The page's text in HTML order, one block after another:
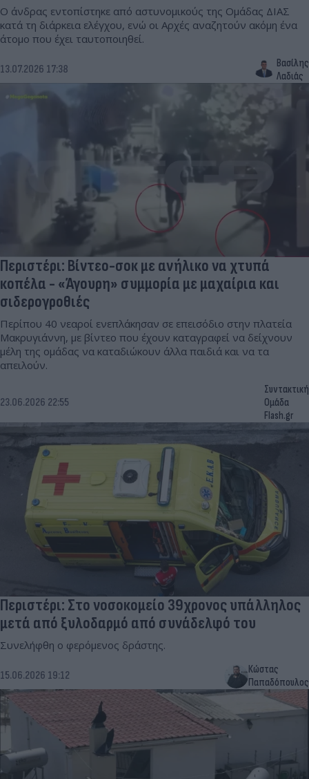
Ο άνδρας εντοπίστηκε από αστυνομικούς της Ομάδας ΔΙΑΣ
κατά τη διάρκεια ελέγχου, ενώ οι Αρχές αναζητούν ακόμη ένα
άτομο που έχει ταυτοποιηθεί.
13.07.2026 17:38
Βασίλης
Λαδιάς
Περιστέρι: Βίντεο-σοκ με ανήλικο να χτυπά
κοπέλα - «Άγουρη» συμμορία με μαχαίρια και
σιδερογροθιές
Περίπου 40 νεαροί ενεπλάκησαν σε επεισόδιο στην πλατεία
Μακρυγιάννη, με βίντεο που έχουν καταγραφεί να δείχνουν
μέλη της ομάδας να καταδιώκουν άλλα παιδιά και να τα
απειλούν.
23.06.2026 22:55
Συντακτική
Ομάδα
Flash.gr
Περιστέρι: Στο νοσοκομείο 39χρονος υπάλληλος
μετά από ξυλοδαρμό από συνάδελφό του
Συνελήφθη ο φερόμενος δράστης.
15.06.2026 19:12
Κώστας
Παπαδόπουλος